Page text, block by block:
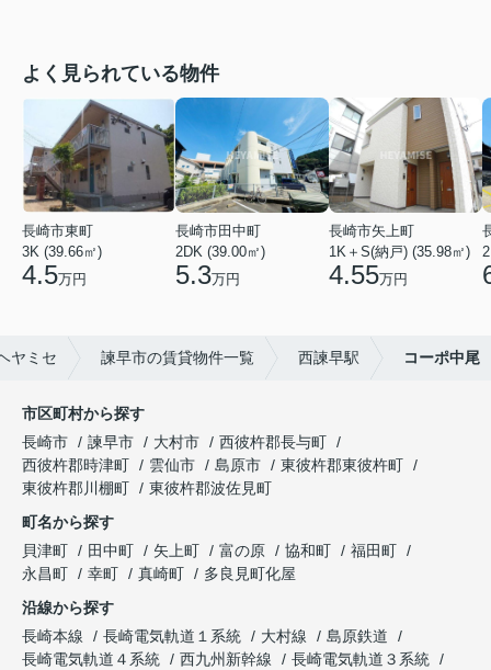
よく見られている物件
長崎市東町
3K (39.66㎡)
4.5万円
長崎市田中町
2DK (39.00㎡)
5.3万円
長崎市矢上町
1K＋S(納戸) (35.98㎡)
4.55万円
ヤミセ 諫早市の賃貸物件一覧 西諫早駅 コーポ中尾
市区町村から探す
長崎市
諫早市 大村市
西彼杵郡長与町
西彼杵郡時津町
雲仙市 島原市
東彼杵郡東彼杵町
東彼杵郡川棚町
東彼杵郡波佐見町
町名から探す
貝津町
田中町 矢上町 富の原 協和町
福田町
永昌町
幸町 真崎町
多良見町化屋
沿線から探す
長崎本線
長崎電気軌道１系統 大村線
島原鉄道
長崎電気軌道４系統
西九州新幹線
長崎電気軌道３系統